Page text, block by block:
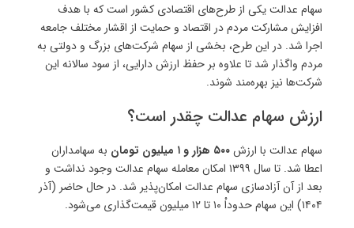
سهام عدالت یکی از طرح‌های اقتصادی کشور است که با هدف
افزایش مشارکت مردم در اقتصاد و حمایت از اقشار مختلف جامعه
اجرا شد. در این طرح، بخشی از سهام شرکت‌های بزرگ و دولتی به
مردم واگذار شد تا علاوه بر حفظ ارزش دارایی، از سود سالانه این
شرکت‌ها نیز بهره‌مند شوند.
ارزش سهام عدالت چقدر است؟
سهام عدالت با ارزش۵۰۰ هزار و ۱ میلیون تومان
به سهامداران
اعطا شد. تا سال ۱۳۹۹ امکان معامله سهام عدالت وجود نداشت و
بعد از آن آزادسازی سهام عدالت امکان‌پذیر شد. در حال حاضر (آذر
۱۴۰۴) این سهام حدوداْ ۱۰ تا ۱۲ میلیون قیمت‌گذاری می‌شود.